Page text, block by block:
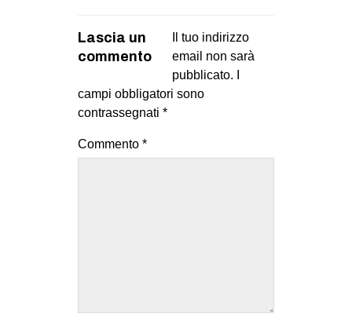
Lascia un
commento
Il tuo indirizzo
email non sarà
pubblicato.
campi obbligatori sono
contrassegnati *
Commento *